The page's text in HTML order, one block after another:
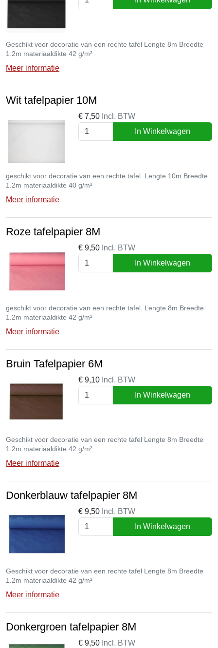
Geschikt voor decoratie van een rechte tafel Lengte 8m Breedte
1.2m materiaaldikte 42 g/m²
Meer informatie
Wit tafelpapier 10M
€ 7,50 Incl. BTW
In Winkelwagen
geschikt voor decoratie van een rechte tafel. Lengte 10m Breedte
1.2m materiaaldikte 40 g/m²
Meer informatie
Roze tafelpapier 8M
€ 9,50 Incl. BTW
In Winkelwagen
geschikt voor decoratie van een rechte tafel. Lengte 8m Breedte
1.2m materiaaldikte 42 g/m²
Meer informatie
Bruin Tafelpapier 6M
€ 9,10 Incl. BTW
In Winkelwagen
Geschikt voor decoratie van een rechte tafel Lengte 8m Breedte
1.2m materiaaldikte 42 g/m²
Meer informatie
Donkerblauw tafelpapier 8M
€ 9,50 Incl. BTW
In Winkelwagen
Geschikt voor decoratie van een rechte tafel Lengte 8m Breedte
1.2m materiaaldikte 42 g/m²
Meer informatie
Donkergroen tafelpapier 8M
€ 9,50 Incl. BTW